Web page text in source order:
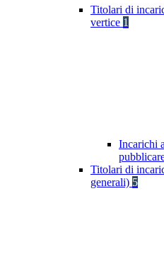
Titolari di
vertice 1
Incarichi
Titolari di
generali) 5